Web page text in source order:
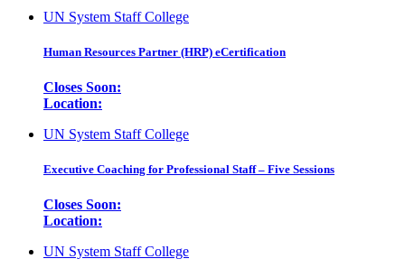
UN System Staff College
Human Resources Partner (HRP) eCertification
Closes Soon:
Location:
UN System Staff College
Executive Coaching for Professional Staff – Five Sessions
Closes Soon:
Location:
UN System Staff College